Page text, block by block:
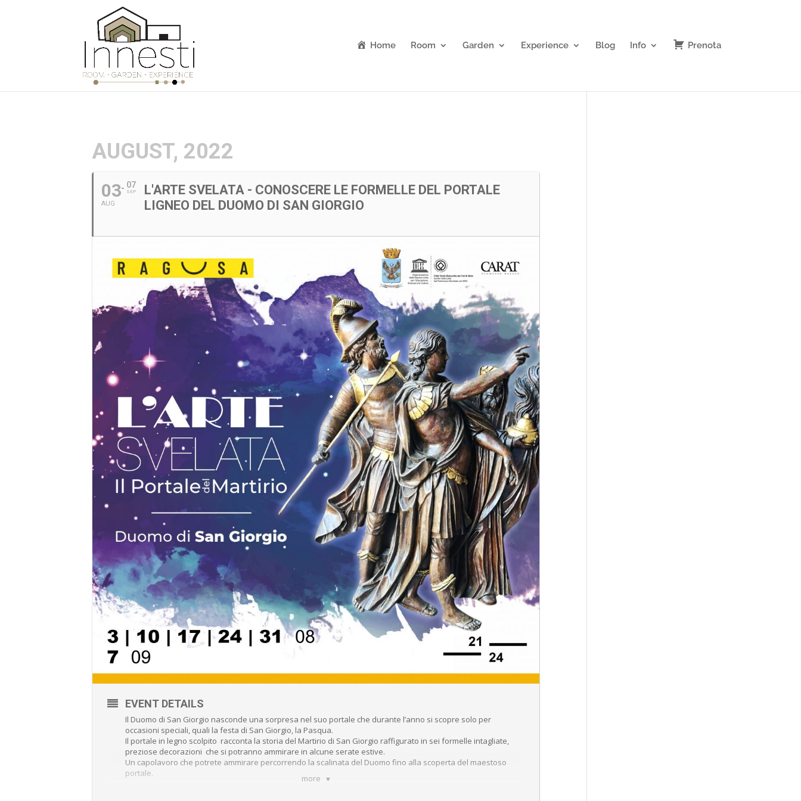
Home Room Garden Experience Blog Info Prenota
AUGUST, 2022
03
AUG
07
SEP
L'ARTE SVELATA - CONOSCERE LE FORMELLE DEL PORTALE
LIGNEO DEL DUOMO DI SAN GIORGIO
more
EVENT DETAILS
Il Duomo di San Giorgio nasconde una sorpresa nel suo portale che durante l’anno si scopre solo per
occasioni speciali, quali la festa di San Giorgio, la Pasqua.
Il portale in legno scolpito racconta la storia del Martirio di San Giorgio raffigurato in sei formelle intagliate,
preziose decorazioni che si potranno ammirare in alcune serate estive.
Un capolavoro che potrete ammirare percorrendo la scalinata del Duomo fino alla scoperta del maestoso
portale.